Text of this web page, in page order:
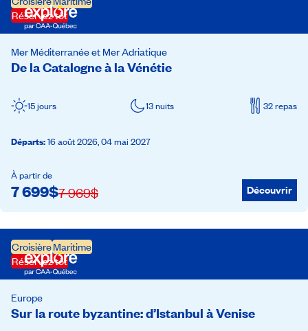
Réservez tôt
De la Catalogne à la Vénétie
Mer Méditerranée et Mer Adriatique
15 jours 13 nuits 32 repas
Départs:16 août 2026,04 mai 2027
À partir de
7 969$
7 699$ Découvrir
CroisièreMaritime
Réservez tôt
Sur la route byzantine: d’Istanbul à Venise
Europe